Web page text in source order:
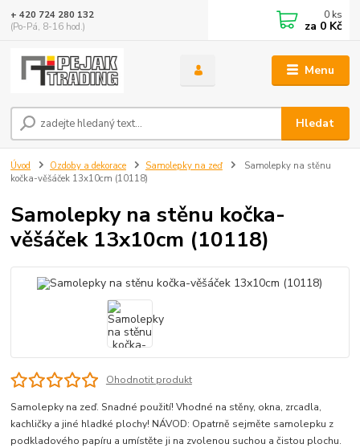
Menu
Hledat
+ 420 724 280 132
(Po-Pá, 8-16 hod.)
0 ks
za 0 Kč
Úvod Ozdoby a dekorace Samolepky na zeď
Samolepky na stěnu
kočka-věšáček 13x10cm (10118)
Samolepky na stěnu kočka-
věšáček 13x10cm (10118)
Ohodnotit produkt
Samolepky na zeď. Snadné použití! Vhodné na stěny, okna, zrcadla,
kachličky a jiné hladké plochy! NÁVOD: Opatrně sejměte samolepku z
podkladového papíru a umístěte ji na zvolenou suchou a čistou plochu.